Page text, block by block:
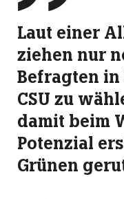
Laut einer
ziehen nur
Befragten in
CSU zu
damit beim
Potenzial
Grünen